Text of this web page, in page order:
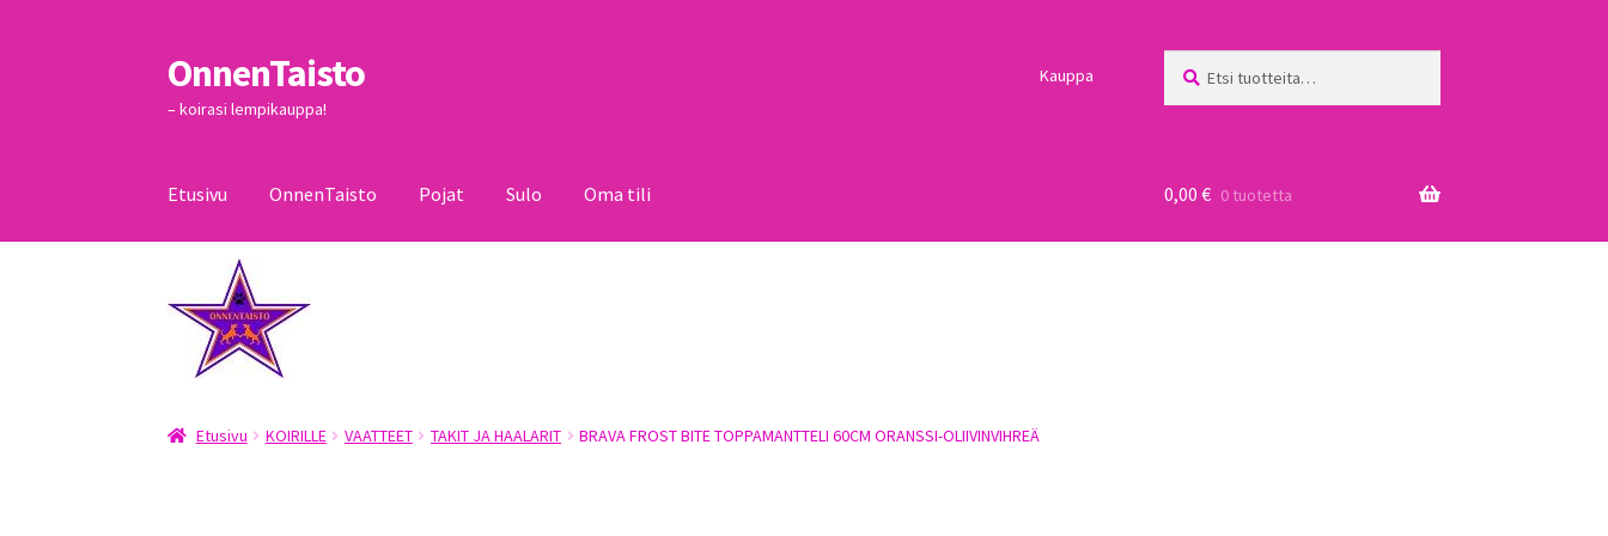
Siirry
navigointiin
Siirry
sisältöön
OnnenTaisto
– koirasi lempikauppa!
Kauppa
Etusivu OnnenTaisto Pojat Sulo Oma tili
Kassa
0,00 € 0 tuotetta
Etusivu KOIRILLE VAATTEET TAKIT JA HAALARIT BRAVA FROST BITE TOPPAMANTTELI 60CM ORANSSI-OLIIVINVIHREÄ